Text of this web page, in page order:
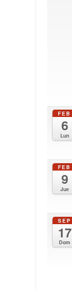
FEB
6
Lun
FEB
9
Jue
SEP
17
Dom